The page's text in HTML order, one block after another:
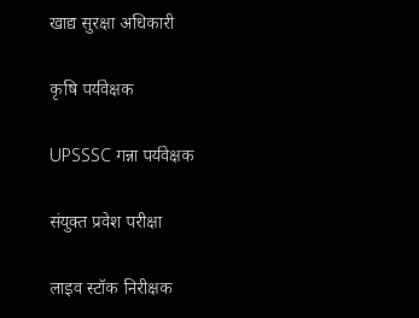
खाद्य सुरक्षा अधिकारी
कृषि पर्यवेक्षक
UPSSSC गन्ना पर्यवेक्षक
संयुक्त प्रवेश परीक्षा
लाइव स्टॉक निरीक्षक